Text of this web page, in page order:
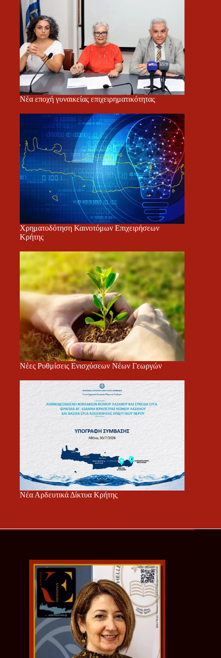
Νέα εποχή γυναικείας επιχειρηματικότητας
Χρηματοδότηση Καινοτόμων Επιχειρήσεων
Κρήτης
Νέες Ρυθμίσεις Ενισχύσεων Νέων Γεωργών
Νέα Αρδευτικά Δίκτυα Κρήτης